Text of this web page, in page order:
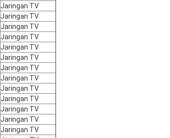
Jaringan TV
Jaringan TV
Jaringan TV
Jaringan TV
Jaringan TV
Jaringan TV
Jaringan TV
Jaringan TV
Jaringan TV
Jaringan TV
Jaringan TV
Jaringan TV
Jaringan TV